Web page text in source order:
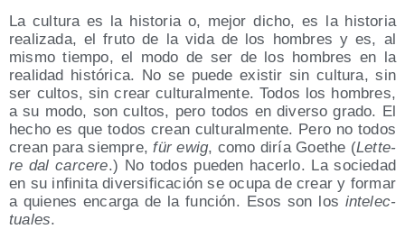
La cul­tu­ra es la his­to­ria o, mejor dicho, es la his­to­ria
rea­li­za­da, el fru­to de la vida de los hom­bres y es, al
mis­mo tiem­po, el modo de ser de los hom­bres en la
reali­dad his­tó­ri­ca. No se pue­de exis­tir sin cul­tu­ra, sin
ser cul­tos, sin crear cul­tu­ral­men­te. Todos los hom­bres,
a su modo, son cul­tos, pero todos en diver­so gra­do. El
hecho es que todos crean cul­tu­ral­men­te. Pero no todos
crean para siem­pre, für ewig, como diría Goethe (Let­te­
re dal car­ce­re.) No todos pue­den hacer­lo. La socie­dad
en su infi­ni­ta diver­si­fi­ca­ción se ocu­pa de crear y for­mar
a quie­nes encar­ga de la fun­ción. Esos son los inte­lec­
tua­les.